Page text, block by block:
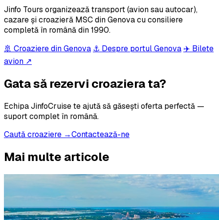
Jinfo Tours organizează transport (avion sau autocar),
cazare și croazieră MSC din Genova cu consiliere
completă în română din 1990.
🚢 Croaziere din Genova ⚓ Despre portul Genova ✈️ Bilete
avion ↗
Gata să rezervi croaziera ta?
Echipa JinfoCruise te ajută să găsești oferta perfectă —
suport complet în română.
Caută croaziere →Contactează-ne
Mai multe articole